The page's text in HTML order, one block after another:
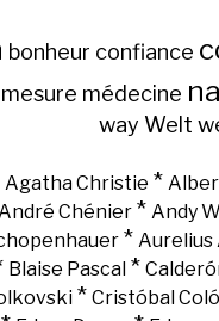
bonheur confiance
mesure médecine
way Welt
Agatha Christie *
Chénier * Andy
* Aurelius
Blaise Pascal *
* Cristóbal